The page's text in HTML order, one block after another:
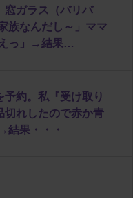
ガラス（バリバ
族なんだし～」ママ
っ」→結果…
約。私『受け取り
切れしたので赤か青
結果・・・